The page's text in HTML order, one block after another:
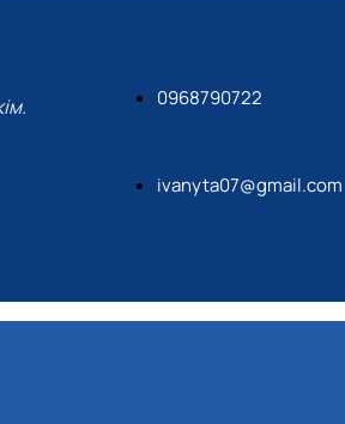
0968790722
ivanyta07@gmail.com